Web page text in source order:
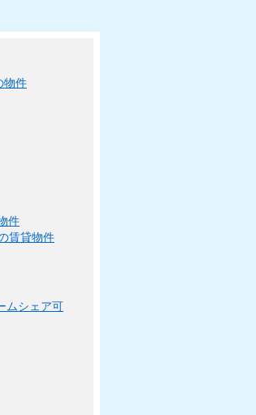
物件
件
賃貸物件
ムシェア可